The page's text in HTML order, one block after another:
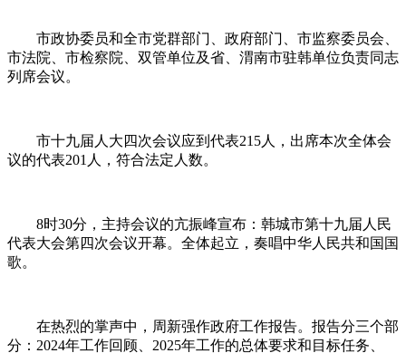
市政协委员和全市党群部门、政府部门、市监察委员会、
市法院、市检察院、双管单位及省、渭南市驻韩单位负责同志
列席会议。
市十九届人大四次会议应到代表215人，出席本次全体会
议的代表201人，符合法定人数。
8时30分，主持会议的亢振峰宣布：韩城市第十九届人民
代表大会第四次会议开幕。全体起立，奏唱中华人民共和国国
歌。
在热烈的掌声中，周新强作政府工作报告。报告分三个部
分：2024年工作回顾、2025年工作的总体要求和目标任务、